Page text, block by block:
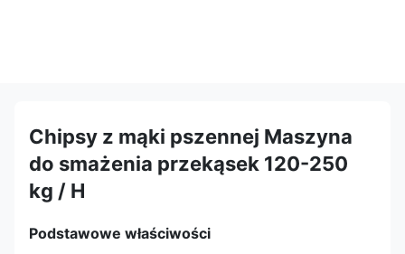
Chipsy z mąki pszennej Maszyna
do smażenia przekąsek 120-250
kg / H
Podstawowe właściwości